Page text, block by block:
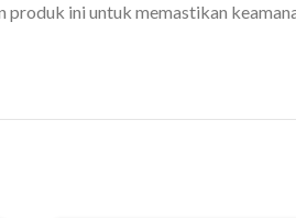
produk ini untuk memastikan